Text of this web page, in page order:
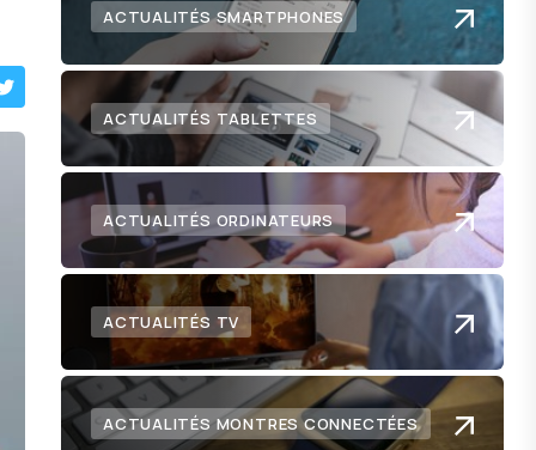
ACTUALITÉS SMARTPHONES
ACTUALITÉS TABLETTES
ACTUALITÉS ORDINATEURS
ACTUALITÉS TV
ACTUALITÉS MONTRES CONNECTÉES